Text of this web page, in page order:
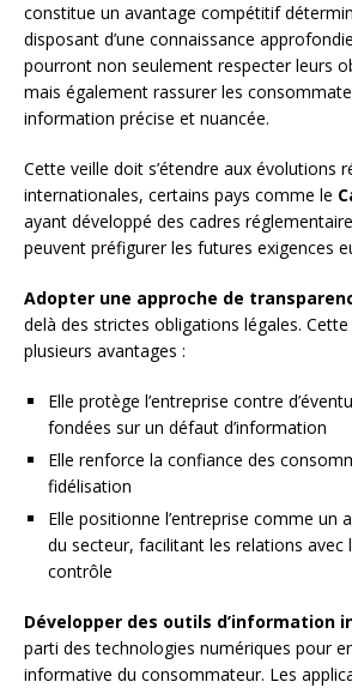
constitue un avantage compétitif
disposant d’une connaissance
pourront non seulement respecter leurs
mais également rassurer les
information précise et nuancée.
Cette veille doit s’étendre aux évolutions
internationales, certains pays comme le
ayant développé des cadres
peuvent préfigurer les futures exigences
Adopter une approche de
delà des strictes obligations légales.
plusieurs avantages :
Elle protège l’entreprise contre
fondées sur un défaut d’information
Elle renforce la confiance des
fidélisation
Elle positionne l’entreprise comme un
du secteur, facilitant les relations avec
contrôle
Développer des outils d’information
parti des technologies numériques pour
informative du consommateur. Les